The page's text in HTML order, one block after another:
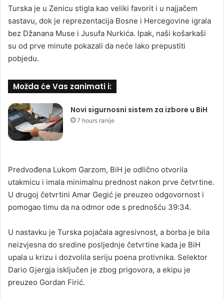
Turska je u Zenicu stigla kao veliki favorit i u najjačem
sastavu, dok je reprezentacija Bosne i Hercegovine igrala
bez Džanana Muse i Jusufa Nurkića. Ipak, naši košarkaši
su od prve minute pokazali da neće lako prepustiti
pobjedu.
Možda će Vas zanimati i:
Novi sigurnosni sistem za izbore u BiH
7 hours ranije
Predvođena Lukom Garzom, BiH je odlično otvorila
utakmicu i imala minimalnu prednost nakon prve četvrtine.
U drugoj četvrtini Amar Gegić je preuzeo odgovornost i
pomogao timu da na odmor ode s prednošću 39:34.
U nastavku je Turska pojačala agresivnost, a borba je bila
neizvjesna do sredine posljednje četvrtine kada je BiH
upala u krizu i dozvolila seriju poena protivnika. Selektor
Dario Gjergja isključen je zbog prigovora, a ekipu je
preuzeo Gordan Firić.